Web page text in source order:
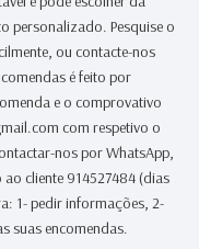
personalizado. Pesquise o
ou contacte-nos
é feito por
e o comprovativo
com respetivo o
nos por WhatsApp,
cliente 914527484 (dias
1- pedir informações, 2-
suas encomendas.